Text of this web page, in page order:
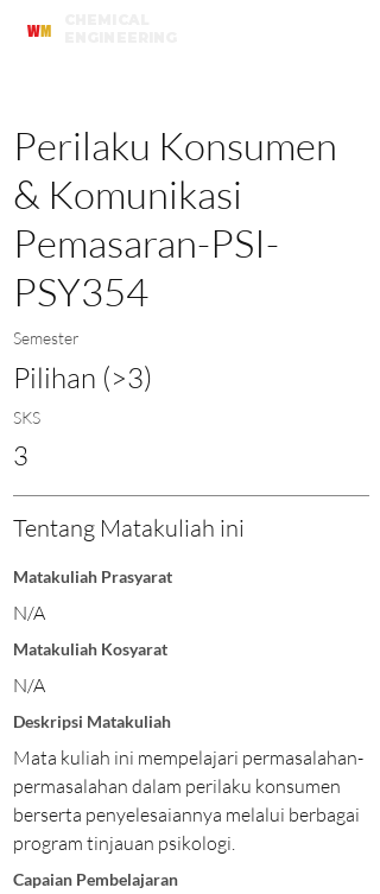
WM
Perilaku Konsumen
& Komunikasi
Pemasaran-PSI-
PSY354
Semester
Pilihan (>3)
SKS
3
Tentang Matakuliah ini
Matakuliah Prasyarat
N/A
Matakuliah Kosyarat
N/A
Deskripsi Matakuliah
Mata kuliah ini mempelajari permasalahan-
permasalahan dalam perilaku konsumen
berserta penyelesaiannya melalui berbagai
program tinjauan psikologi.
Capaian Pembelajaran